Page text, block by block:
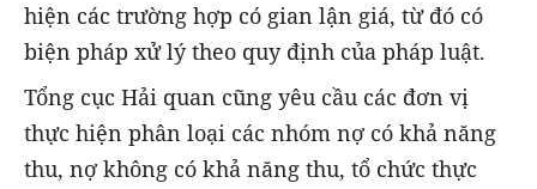
hiện các trường hợp có gian lận giá, từ đó có
biện pháp xử lý theo quy định của pháp luật.
Tổng cục Hải quan cũng yêu cầu các đơn vị
thực hiện phân loại các nhóm nợ có khả năng
thu, nợ không có khả năng thu, tổ chức thực